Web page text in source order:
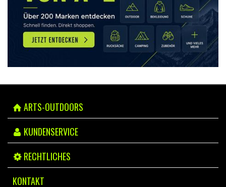
ARTS-OUTDOORS
KUNDENSERVICE
RECHTLICHES
KONTAKT